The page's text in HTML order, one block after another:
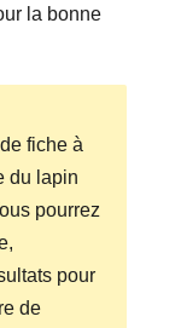
la bonne
fiche à
du lapin
pourrez
pour
de